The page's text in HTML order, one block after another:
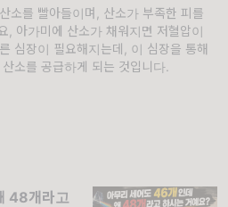
소를 빨아들이며, 산소가 부족한 피를
, 아가미에 산소가 채워지면 저혈압이
심장이 필요해지는데, 이 심장을 통해
소를 공급하게 되는 것입니다.
48개라고